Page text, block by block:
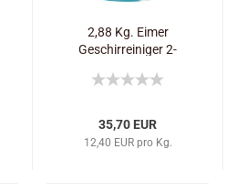
2,88 Kg. Eimer
Geschirreiniger 2-
Stck.)
35,70 EUR
12,40 EUR pro Kg.